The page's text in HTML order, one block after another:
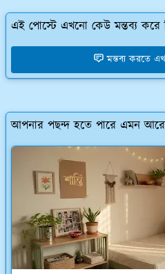
এই পোস্টে এখনো কেউ মন্তব্য করে
মন্তব্য করতে
আপনার পছন্দ হতে পারে এমন